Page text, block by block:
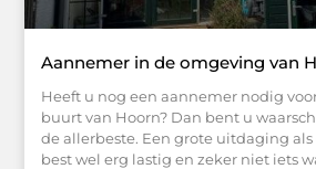
Aannemer in de omgeving van
Heeft u nog een aannemer nodig
buurt van Hoorn? Dan bent u
de allerbeste. Een grote uitdaging
best wel erg lastig en zeker niet iets